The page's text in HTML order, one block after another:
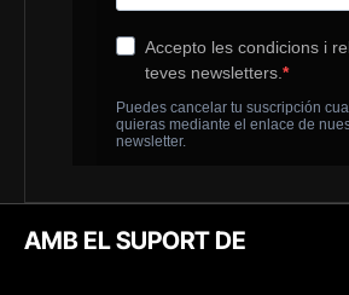
AMB EL SUPORT DE